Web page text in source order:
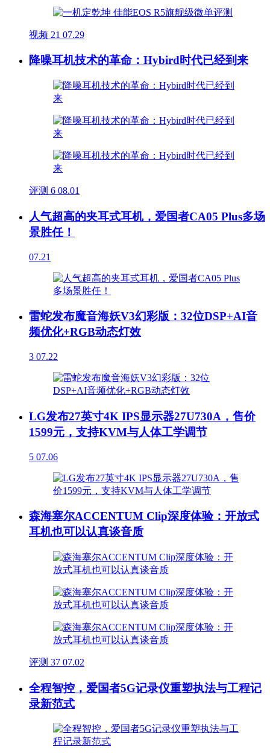
视频 21 07.29
降噪耳机技术的革命：Hybird时代已经到来
评测 6 08.01
人气超高的夹耳式耳机，爱国者CA05 Plus多场
景胜任！
07.21
雷蛇发布魔音海妖V3幻彩版：32位DSP+AI音
频优化+RGB动态灯效
3 07.22
LG发布27英寸4K IPS显示器27U730A，售价
1599元，支持KVM与人体工学调节
5 07.06
森海塞尔ACCENTUM Clip深度体验：开放式
耳机也可以认真谈音质
评测 37 07.02
全程智控，爱国者5G记录仪重塑执法与工程记
录新范式